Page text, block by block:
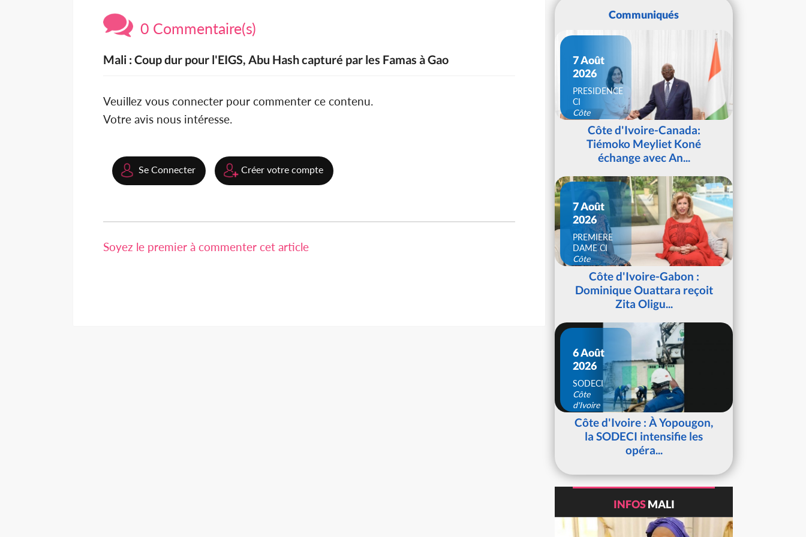
0 Commentaire(s)
Mali : Coup dur pour l'EIGS, Abu Hash capturé par les Famas à Gao
Veuillez vous connecter pour commenter ce contenu.
Votre avis nous intéresse.
Se Connecter Créer votre compte
Soyez le premier à commenter cet article
Communiqués
7 Août
2026
PRESIDENCE
CI
Côte
d'IvoireCôte d'Ivoire-Canada:
Tiémoko Meyliet Koné
échange avec An...
7 Août
2026
PREMIERE
DAME CI
Côte
d'IvoireCôte d'Ivoire-Gabon :
Dominique Ouattara reçoit
Zita Oligu...
6 Août
2026
SODECI
Côte
d'Ivoire
Côte d'Ivoire : À Yopougon,
la SODECI intensifie les
opéra...
INFOSMALI